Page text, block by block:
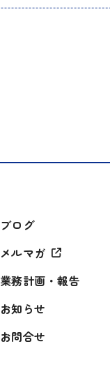
ブログ
メルマガ
業務計画・報告
お知らせ
お問合せ